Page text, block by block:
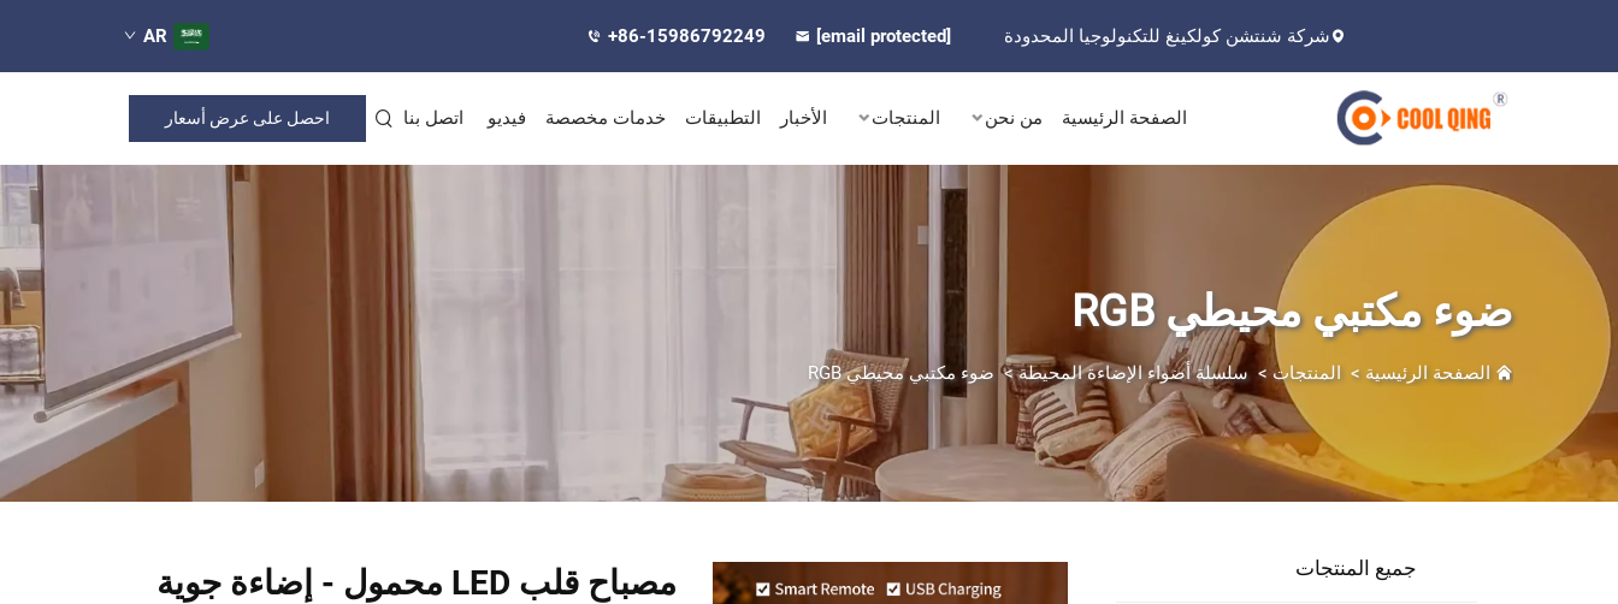
شركة شنتشن كولكينغ للتكنولوجيا المحدودة +86-15986792249 [email protected]
AR
الصفحة الرئيسية من نحن المنتجات الأخبار التطبيقات خدمات مخصصة فيديو اتصل بنا احصل على عرض أسعار
ضوء مكتبي محيطي RGB
الصفحة الرئيسية > المنتجات >سلسلة أضواء الإضاءة المحيطة> ضوء مكتبي محيطي RGB
جميع المنتجات
مصباح قلب LED محمول - إضاءة جوية